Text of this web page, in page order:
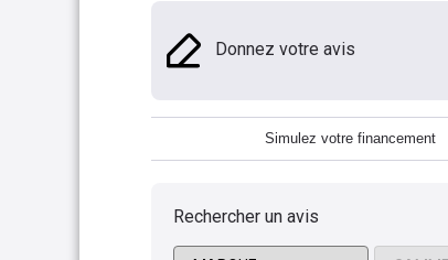
Donnez votre avis
Simulez votre financement
Rechercher un avis